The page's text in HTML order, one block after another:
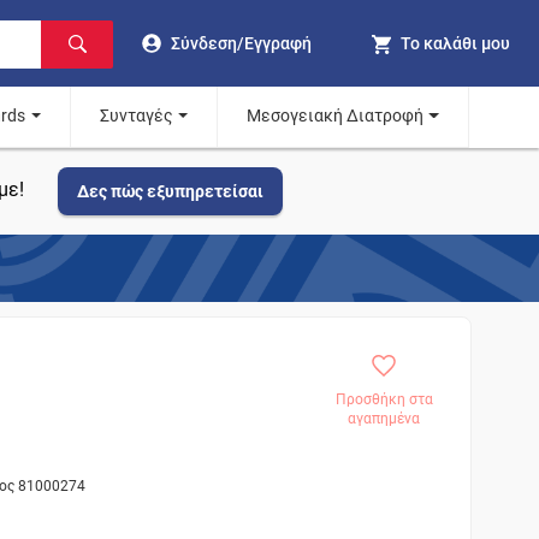
Σύνδεση/Εγγραφή Το καλάθι μου
Συνταγές Μεσογειακή Διατροφή
Δες πώς εξυπηρετείσαι
Προσθήκη στα
αγαπημένα
81000274